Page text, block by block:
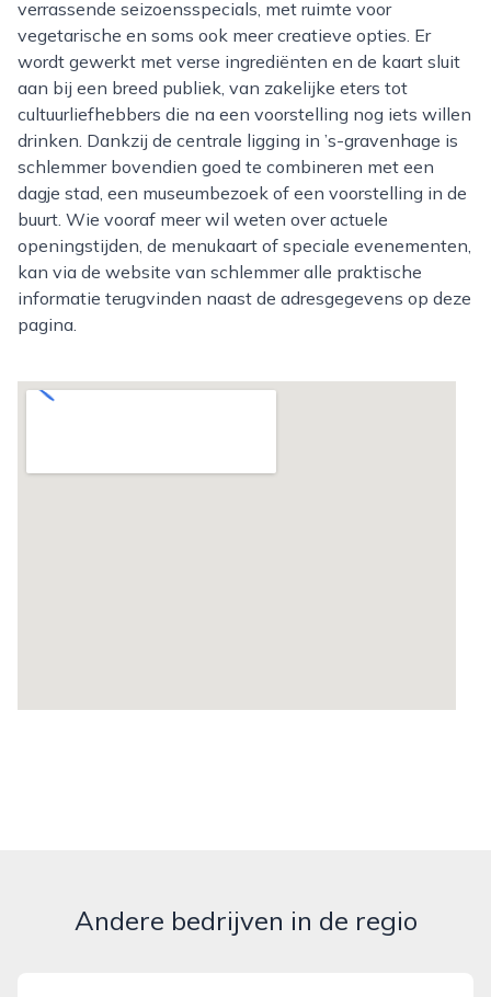
verrassende seizoensspecials, met ruimte voor
vegetarische en soms ook meer creatieve opties. Er
wordt gewerkt met verse ingrediënten en de kaart sluit
aan bij een breed publiek, van zakelijke eters tot
cultuurliefhebbers die na een voorstelling nog iets willen
drinken. Dankzij de centrale ligging in ’s-gravenhage is
schlemmer bovendien goed te combineren met een
dagje stad, een museumbezoek of een voorstelling in de
buurt. Wie vooraf meer wil weten over actuele
openingstijden, de menukaart of speciale evenementen,
kan via de website van schlemmer alle praktische
informatie terugvinden naast de adresgegevens op deze
pagina.
Andere bedrijven in de regio